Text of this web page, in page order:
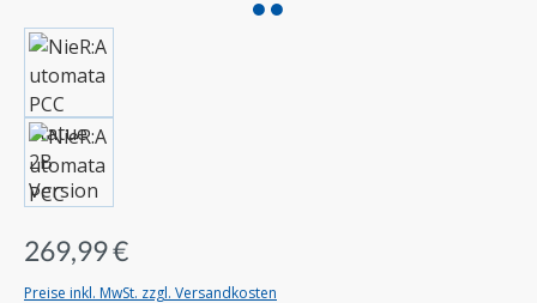
269,99 €
Preise inkl. MwSt. zzgl. Versandkosten